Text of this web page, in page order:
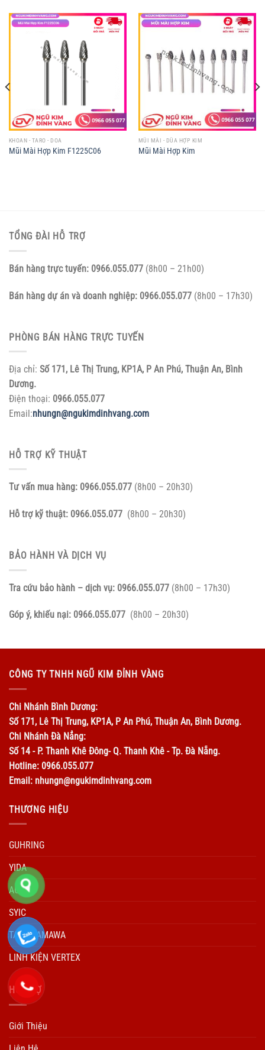
KHOAN - TARO - DOA
Mũi Mài Hợp Kim F1225C06
MŨI MÀI - DŨA HỢP KIM
Mũi Mài Hợp Kim
TỔNG ĐÀI HỖ TRỢ
Bán hàng trực tuyến: 0966.055.077 (8h00 – 21h00)
Bán hàng dự án và doanh nghiệp: 0966.055.077 (8h00 – 17h30)
PHÒNG BÁN HÀNG TRỰC TUYẾN
Địa chỉ: Số 171, Lê Thị Trung, KP1A, P An Phú, Thuận An, Bình
Dương.
Điện thoại: 0966.055.077
Email:nhungn@ngukimdinhvang.com
HỖ TRỢ KỸ THUẬT
Tư vấn mua hàng: 0966.055.077 (8h00 – 20h30)
Hỗ trợ kỹ thuật: 0966.055.077 (8h00 – 20h30)
BẢO HÀNH VÀ DỊCH VỤ
Tra cứu bảo hành – dịch vụ: 0966.055.077 (8h00 – 17h30)
Góp ý, khiếu nại: 0966.055.077 (8h00 – 20h30)
CÔNG TY TNHH NGŨ KIM ĐỈNH VÀNG
Chi Nhánh Bình Dương:
Số 171, Lê Thị Trung, KP1A, P An Phú, Thuận An, Bình Dương.
Chi Nhánh Đà Nẳng:
Số 14 - P. Thanh Khê Đông- Q. Thanh Khê - Tp. Đà Nẵng.
Hotline: 0966.055.077
Email: nhungn@ngukimdinhvang.com
THƯƠNG HIỆU
GUHRING
YIDA
ACCUD
SYIC
TARO YAMAWA
LINH KIỆN VERTEX
HÕ TRỢ
Giới Thiệu